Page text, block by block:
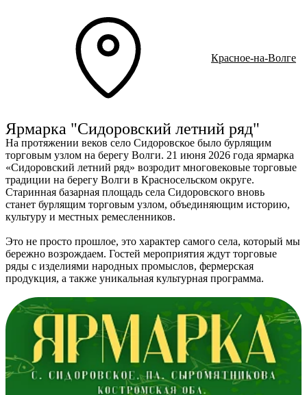
Красное-на-Волге
Ярмарка "Сидоровский летний ряд"
На протяжении веков село Сидоровское было бурлящим
торговым узлом на берегу Волги. 21 июня 2026 года ярмарка
«Сидоровский летний ряд» возродит многовековые торговые
традиции на берегу Волги в Красносельском округе.
Старинная базарная площадь села Сидоровского вновь
станет бурлящим торговым узлом, объединяющим историю,
культуру и местных ремесленников.
Это не просто прошлое, это характер самого села, который мы
бережно возрождаем. Гостей мероприятия ждут торговые
ряды с изделиями народных промыслов, фермерская
продукция, а также уникальная культурная программа.